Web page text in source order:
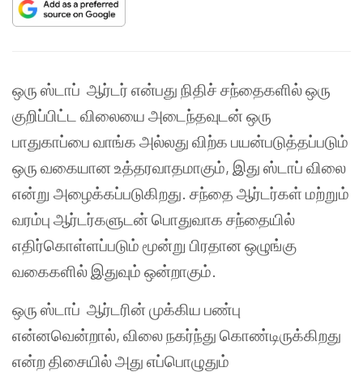
ஒரு ஸ்டாப் ஆர்டர் என்பது நிதிச் சந்தைகளில் ஒரு
குறிப்பிட்ட விலையை அடைந்தவுடன் ஒரு
பாதுகாப்பை வாங்க அல்லது விற்க பயன்படுத்தப்படும்
ஒரு வகையான உத்தரவாதமாகும், இது ஸ்டாப் விலை
என்று அழைக்கப்படுகிறது. சந்தை ஆர்டர்கள் மற்றும்
வரம்பு ஆர்டர்களுடன் பொதுவாக சந்தையில்
எதிர்கொள்ளப்படும் மூன்று பிரதான ஒழுங்கு
வகைகளில் இதுவும் ஒன்றாகும்.
ஒரு ஸ்டாப் ஆர்டரின் முக்கிய பண்பு
என்னவென்றால், விலை நகர்ந்து கொண்டிருக்கிறது
என்ற திசையில் அது எப்பொழுதும்